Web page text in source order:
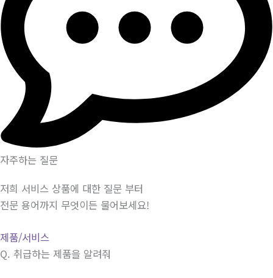
자주하는 질문
저희 서비스 상품에 대한 질문 부터
전문 용어까지 무엇이든 물어보세요!
제품/서비스
Q. 취급하는 제품을 알려줘